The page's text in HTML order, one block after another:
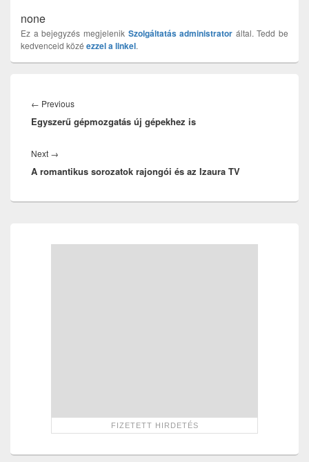
none
Ez a bejegyzés megjelenik Szolgáltatás administrator által. Tedd be
kedvenceid közé ezzel a linkel.
navigáció
← PreviousPrevious
post:
Egyszerű gépmozgatás új gépekhez is
Next →
post:
A romantikus sorozatok rajongói és az Izaura TV